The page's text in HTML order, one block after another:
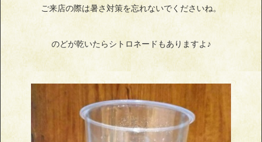
ご来店の際は暑さ対策を忘れないでくださいね。
のどが乾いたらシトロネードもありますよ♪